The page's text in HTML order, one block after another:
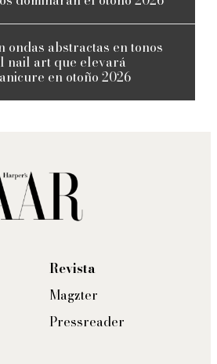
ondas abstractas en tonos
nail art que elevará
en otoño 2026
Revista
Magzter
Pressreader